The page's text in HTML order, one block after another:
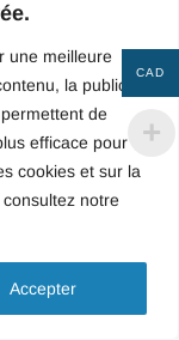
une meilleure
la publicité
de
efficace pour
cookies et sur la
notre
Accepter
CAD
0